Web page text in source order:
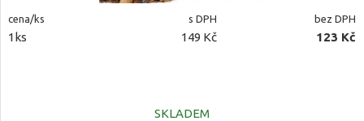
cena/ks s DPH bez DPH
1ks 149 Kč 123 Kč
SKLADEM